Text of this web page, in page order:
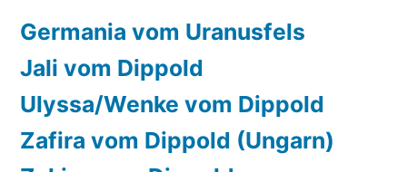
Germania vom Uranusfels
Jali vom Dippold
Ulyssa/Wenke vom Dippold
Zafira vom Dippold (Ungarn)